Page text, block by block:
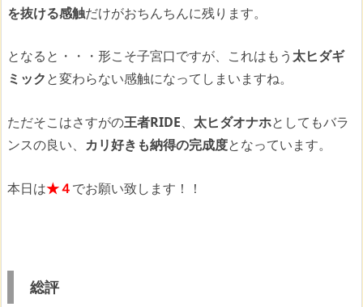
を抜ける感触だけがおちんちんに残ります。
となると・・・形こそ子宮口ですが、これはもう 太ヒダギ
ミックと変わらない感触になってしまいますね。
ただそこはさすがの王者RIDE、 太ヒダオナホとしてもバラ
ンスの良い、 カリ好きも納得の完成度となっています。
本日は★４でお願い致します！！
総評